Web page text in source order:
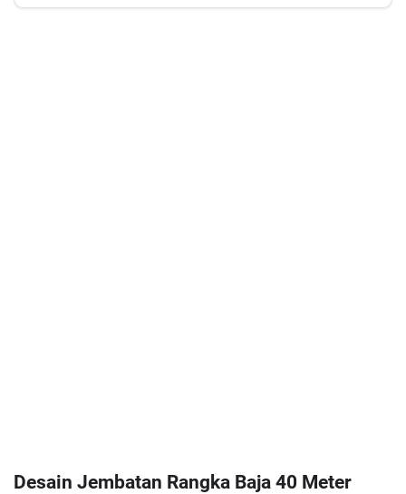
Desain Jembatan Rangka Baja 40 Meter